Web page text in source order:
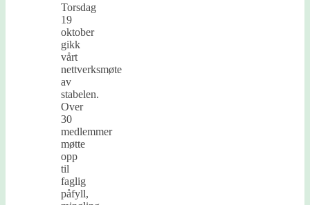
Torsdag
19
oktober
gikk
vårt
nettverksmøte
av
stabelen.
Over
30
medlemmer
møtte
opp
til
faglig
påfyll,